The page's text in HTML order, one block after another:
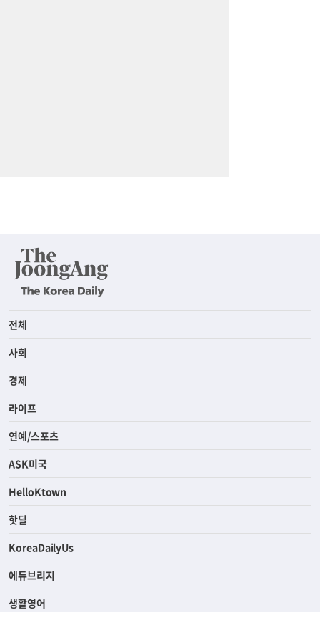
전체
사회
경제
라이프
연예/스포츠
ASK미국
HelloKtown
핫딜
KoreaDailyUs
에듀브리지
생활영어